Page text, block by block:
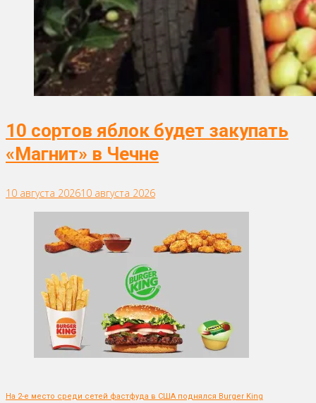
10 сортов яблок будет закупать
«Магнит» в Чечне
10 августа 202610 августа 2026
На 2-е место среди сетей фастфуда в США поднялся Burger King